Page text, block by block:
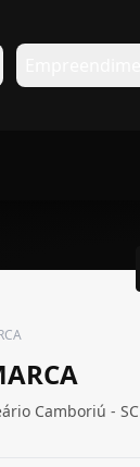
Camboriú - SC